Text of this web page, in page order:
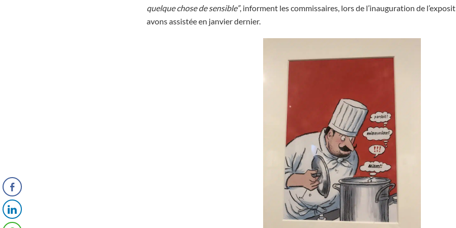
quelque chose de sensible”, informent les commissaires, lors de l’inauguration de
avons assistée en janvier dernier.